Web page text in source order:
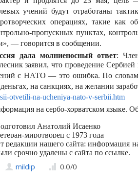
учений будут отработаны
операциях, такие как
пропускных пунктах,
— говорится в сообщении.
дала молниеносный ответ:
заявил, что проведение
с НАТО — это ошибка. По словам
на санкциях, на желании
otvetili-na-ucheniya-nato-v-serbii.htm
на сербо-хорватском языке.
Анатолий Исаенко
миротворец с 1973 года
редакции нашего сайта: информация
срочно удалены с сайта по ссылке.
mildip 0.0/0